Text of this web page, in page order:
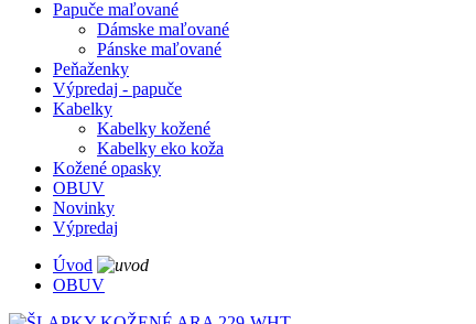
Papuče maľované
Dámske maľované
Pánske maľované
Peňaženky
Výpredaj - papuče
Kabelky
Kabelky kožené
Kabelky eko koža
Kožené opasky
OBUV
Novinky
Výpredaj
Úvod
OBUV